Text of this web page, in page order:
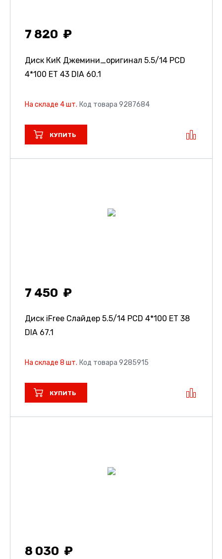
7 820
Диск КиК Джемини_оригинал 5.5/14 PCD
4*100 ET 43 DIA 60.1
На складе 4 шт. Код товара 9287684
КУПИТЬ
7 450
Диск iFree Слайдер 5.5/14 PCD 4*100 ET 38
DIA 67.1
На складе 8 шт. Код товара 9285915
КУПИТЬ
8 030